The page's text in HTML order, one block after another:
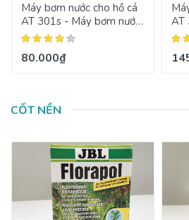
Máy bơm nước cho hồ cá
AT 301s - Máy bơm nước
mini Atman 301s
80.000₫
AT
CỐT NỀN